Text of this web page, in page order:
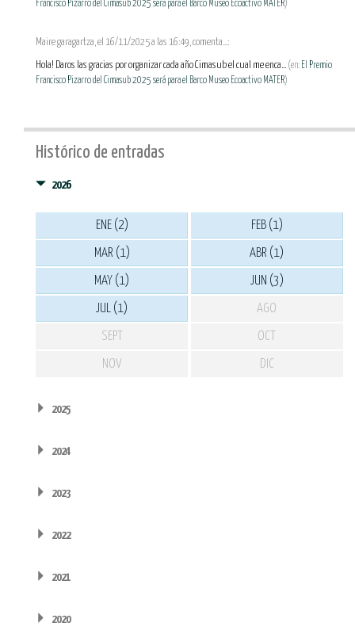
Francisco Pizarro del Cimasub 2025 será para el Barco Museo Ecoactivo MATER)
Maire garagartza, el 16/11/2025 a las 16:49, comenta...:
Hola! Daros las gracias por organizar cada año Cimasub el cual me enca... (en: El Premio
Francisco Pizarro del Cimasub 2025 será para el Barco Museo Ecoactivo MATER)
Histórico de entradas
2026
ENE (2) FEB (1)
MAR (1) ABR (1)
MAY (1) JUN (3)
JUL (1) AGO
SEPT OCT
NOV DIC
2025
2024
2023
2022
2021
2020